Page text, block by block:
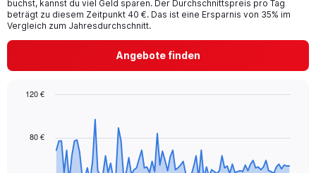
buchst, kannst du viel Geld sparen. Der Durchschnittspreis pro Tag
beträgt zu diesem Zeitpunkt 40 €. Das ist eine Ersparnis von 35% im
Vergleich zum Jahresdurchschnitt.
Angebote finden
data
80 €
120 €